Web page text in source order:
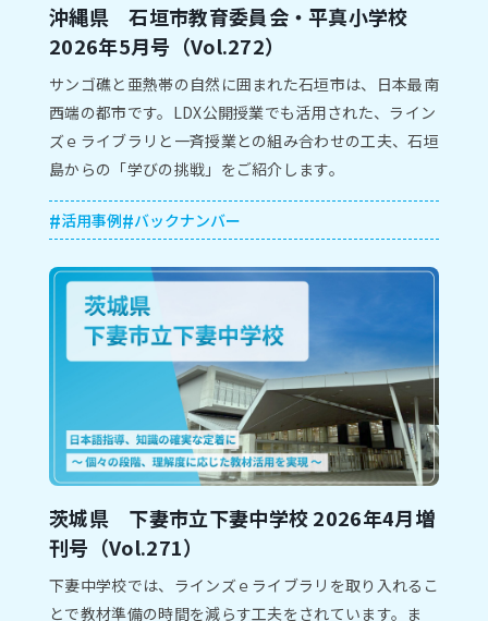
沖縄県 石垣市教育委員会・平真小学校
2026年5月号（Vol.272）
サンゴ礁と亜熱帯の自然に囲まれた石垣市は、⽇本最南
⻄端の都市です。LDX公開授業でも活用された、ライン
ズｅライブラリと⼀⻫授業との組み合わせの⼯夫、石垣
島からの「学びの挑戦」をご紹介します。
活用事例 バックナンバー
茨城県 下妻市⽴下妻中学校 2026年4⽉増
刊号（Vol.271）
下妻中学校では、ラインズｅライブラリを取り⼊れるこ
とで教材準備の時間を減らす⼯夫をされています。ま